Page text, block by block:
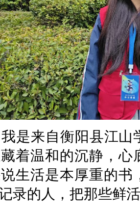
是来自衡阳县江山
着温和的沉静，
生活是本厚重的
录的人，把那些鲜